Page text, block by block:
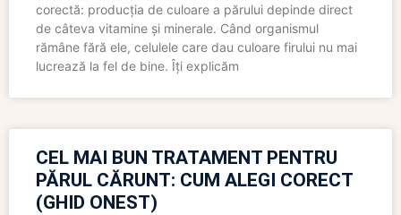
corectă: producția de culoare a părului depinde direct
de câteva vitamine și minerale. Când organismul
rămâne fără ele, celulele care dau culoare firului nu mai
lucrează la fel de bine. Îți explicăm
CEL MAI BUN TRATAMENT PENTRU
PĂRUL CĂRUNT: CUM ALEGI CORECT
(GHID ONEST)